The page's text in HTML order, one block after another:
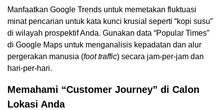
Manfaatkan Google Trends untuk memetakan fluktuasi
minat pencarian untuk kata kunci krusial seperti “kopi susu”
di wilayah prospektif Anda. Gunakan data “Popular Times”
di Google Maps untuk menganalisis kepadatan dan alur
pergerakan manusia (foot traffic) secara jam-per-jam dan
hari-per-hari.
Memahami “Customer Journey” di Calon
Lokasi Anda